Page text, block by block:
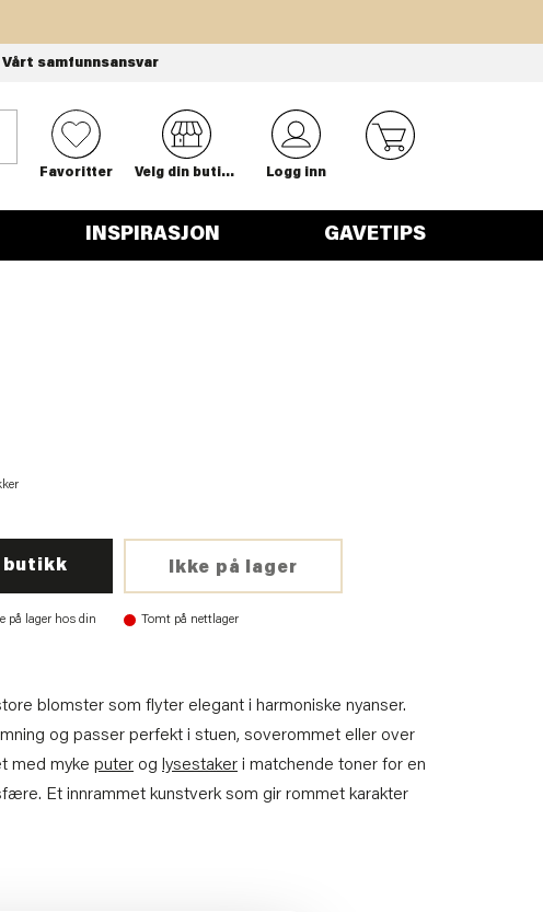
Vårt samfunnsansvar
0
Favoritter Velg din butikk Logg inn
INSPIRASJON GAVETIPS
Ikke på lager
butikk
Tomt på nettlager
på lager hos din
blomster som flyter elegant i harmoniske nyanser.
og passer perfekt i stuen, soverommet eller over
med myke puter og lysestaker i matchende toner for en
Et innrammet kunstverk som gir rommet karakter